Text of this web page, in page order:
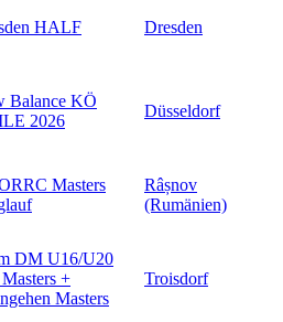
HALF Dresden
Balance KÖ
2026
Düsseldorf
Masters
Râșnov
(Rumänien)
DM U16/U20
+
Masters
Troisdorf